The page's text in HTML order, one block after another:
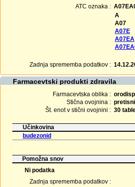
ATC oznaka :
A
A07
A07E
A07EA
Zadnja sprememba podatkov :
Farmacevtski produkti zdravila
Farmacevtska oblika :
Stična ovojnina :
Št. enot v stični ovojnini : 30
Učinkovina
budezonid
Pomožna snov
Ni podatka
Zadnja sprememba podatkov :